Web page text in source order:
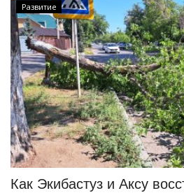
Развитие
Как Экибастуз и Аксу